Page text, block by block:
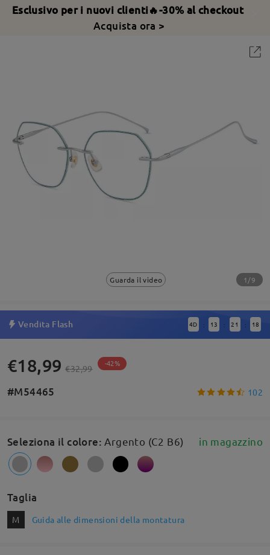
Esclusivo per i nuovi clienti🔥-30% al checkout
Acquista ora >
Guarda il video 1/9
Vendita Flash 4D : 13 : 21 : 18
€18,99 €32,99 -42%
#M54465 102
Seleziona il colore:Argento (C2 B6) in magazzino
Taglia
M Guida alle dimensioni della montatura